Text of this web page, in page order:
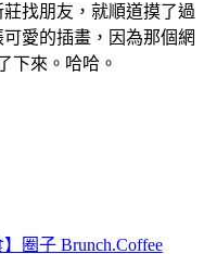
找朋友，就順道摸了過
愛的插畫，因為那個網
下來。哈哈。
圈子 Brunch.Coffee